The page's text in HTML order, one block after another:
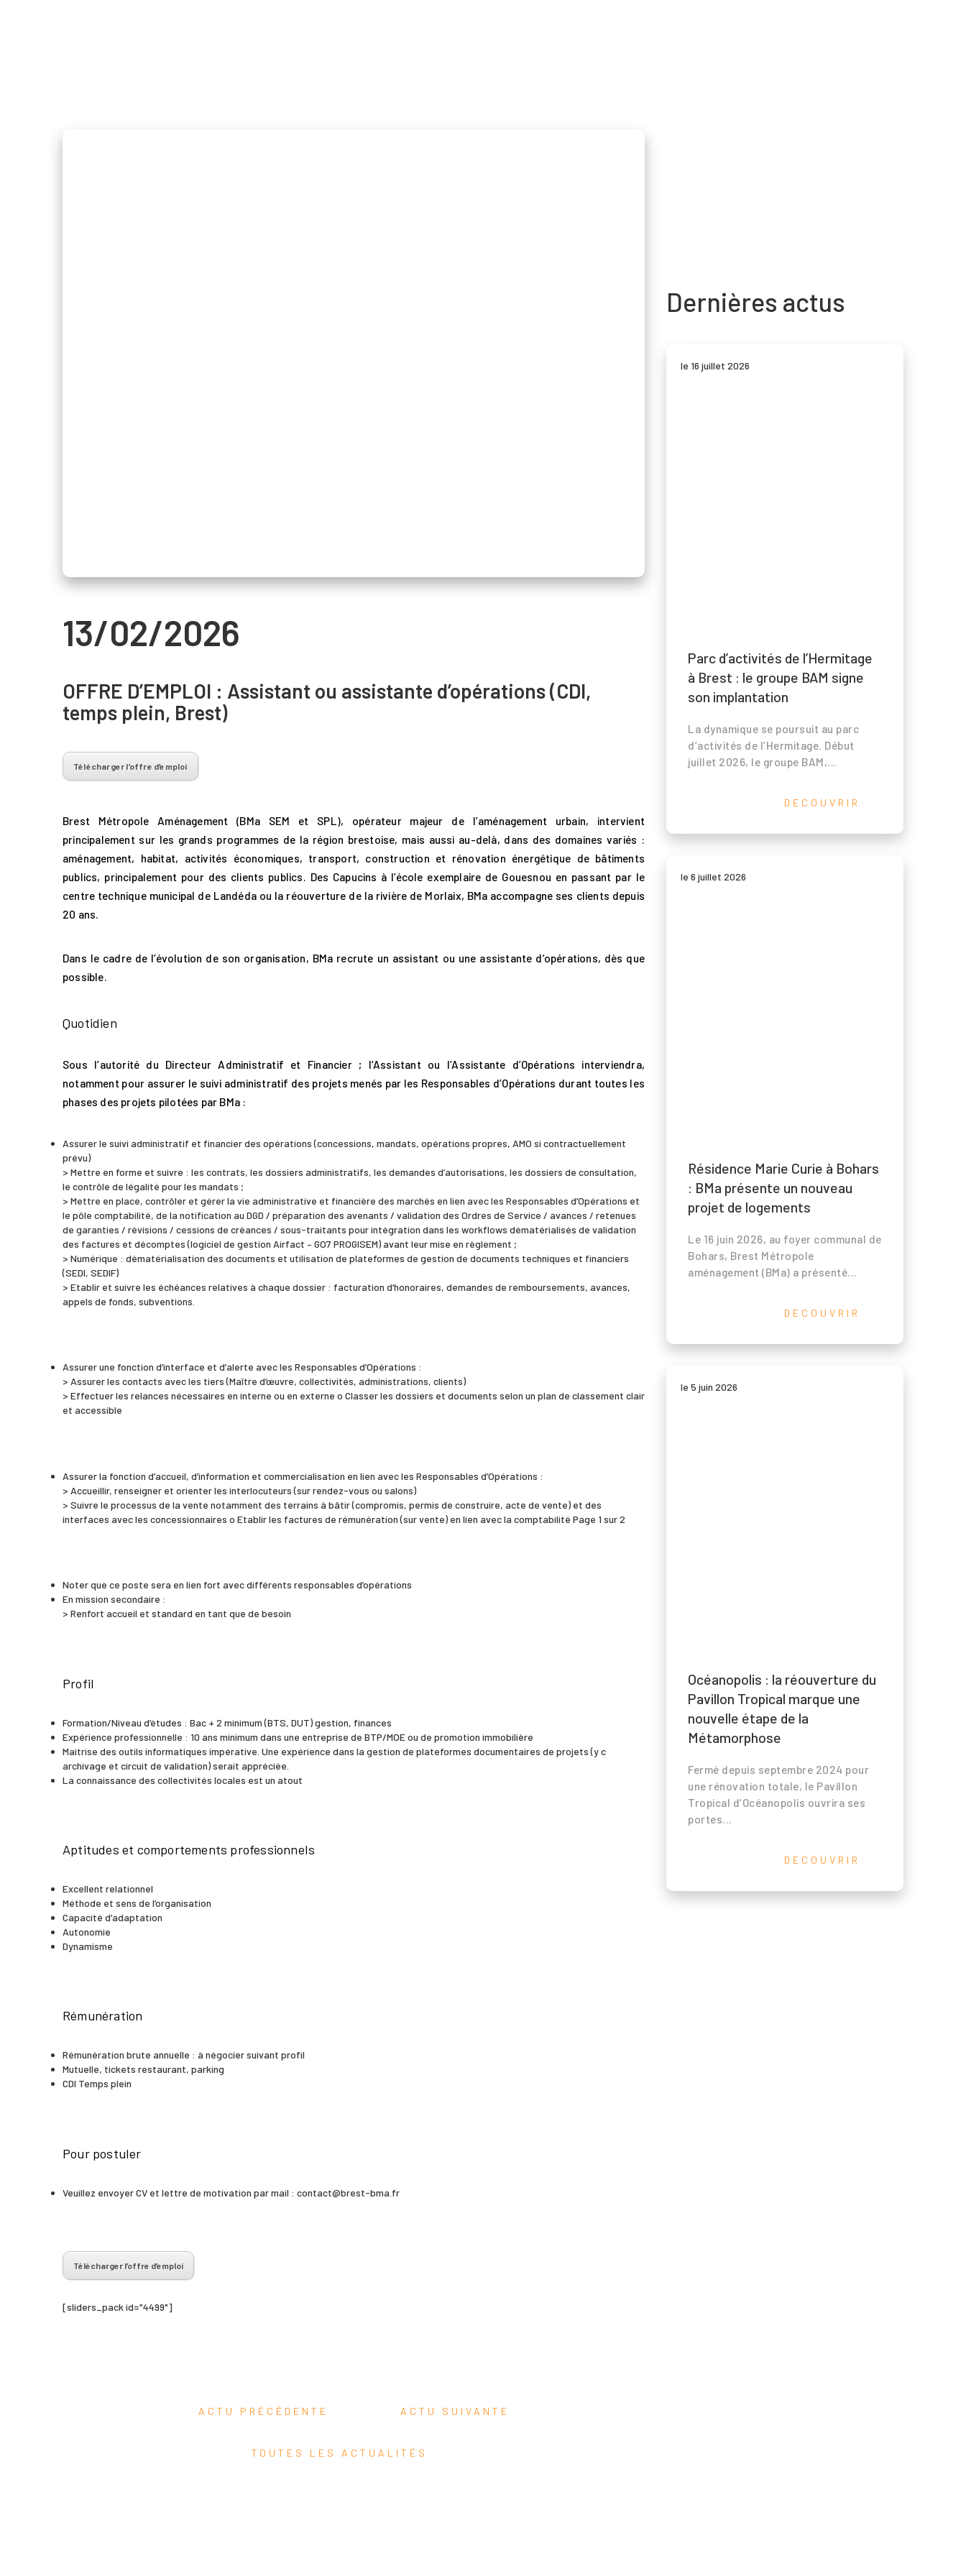
Accueil
BMa
Les 7 dimensions
Les projets
Commercialisation
Marchés
médias
Contact
Newsletter
13/02/2026
OFFRE D’EMPLOI : Assistant ou assistante d’opérations (CDI,
temps plein, Brest)
Télécharger l’offre d’emploi
Brest Métropole Aménagement (BMa SEM et SPL), opérateur majeur de l’aménagement urbain, intervient
principalement sur les grands programmes de la région brestoise, mais aussi au-delà, dans des domaines variés :
aménagement, habitat, activités économiques, transport, construction et rénovation énergétique de bâtiments
publics, principalement pour des clients publics. Des Capucins à l’école exemplaire de Gouesnou en passant par le
centre technique municipal de Landéda ou la réouverture de la rivière de Morlaix, BMa accompagne ses clients depuis
20 ans.
Dans le cadre de l’évolution de son organisation, BMa recrute un assistant ou une assistante d’opérations, dès que
possible.
Quotidien
Sous l’autorité du Directeur Administratif et Financier ; l’Assistant ou l’Assistante d’Opérations interviendra,
notamment pour assurer le suivi administratif des projets menés par les Responsables d’Opérations durant toutes les
phases des projets pilotées par BMa :
Assurer le suivi administratif et financier des opérations (concessions, mandats, opérations propres, AMO si contractuellement
prévu)
> Mettre en forme et suivre : les contrats, les dossiers administratifs, les demandes d’autorisations, les dossiers de consultation,
le contrôle de légalité pour les mandats ;
> Mettre en place, contrôler et gérer la vie administrative et financière des marchés en lien avec les Responsables d’Opérations et
le pôle comptabilité, de la notification au DGD / préparation des avenants / validation des Ordres de Service / avances / retenues
de garanties / révisions / cessions de créances / sous-traitants pour intégration dans les workflows dématérialisés de validation
des factures et décomptes (logiciel de gestion Airfact – GO7 PROGISEM) avant leur mise en règlement ;
> Numérique : dématérialisation des documents et utilisation de plateformes de gestion de documents techniques et financiers
(SEDI, SEDIF)
> Etablir et suivre les échéances relatives à chaque dossier : facturation d’honoraires, demandes de remboursements, avances,
appels de fonds, subventions.
Assurer une fonction d’interface et d’alerte avec les Responsables d’Opérations :
> Assurer les contacts avec les tiers (Maître d’œuvre, collectivités, administrations, clients)
> Effectuer les relances nécessaires en interne ou en externe o Classer les dossiers et documents selon un plan de classement clair
et accessible
Assurer la fonction d’accueil, d’information et commercialisation en lien avec les Responsables d’Opérations :
> Accueillir, renseigner et orienter les interlocuteurs (sur rendez-vous ou salons)
> Suivre le processus de la vente notamment des terrains à bâtir (compromis, permis de construire, acte de vente) et des
interfaces avec les concessionnaires o Etablir les factures de rémunération (sur vente) en lien avec la comptabilité Page 1 sur 2
Noter que ce poste sera en lien fort avec différents responsables d’opérations
En mission secondaire :
> Renfort accueil et standard en tant que de besoin
Profil
Formation/Niveau d’études : Bac + 2 minimum (BTS, DUT) gestion, finances
Expérience professionnelle : 10 ans minimum dans une entreprise de BTP/MOE ou de promotion immobilière
Maitrise des outils informatiques impérative. Une expérience dans la gestion de plateformes documentaires de projets (y c
archivage et circuit de validation) serait appréciée.
La connaissance des collectivités locales est un atout
Aptitudes et comportements professionnels
Excellent relationnel
Méthode et sens de l’organisation
Capacité d’adaptation
Autonomie
Dynamisme
Rémunération
Rémunération brute annuelle : à négocier suivant profil
Mutuelle, tickets restaurant, parking
CDI Temps plein
Pour postuler
Veuillez envoyer CV et lettre de motivation par mail : contact@brest-bma.fr
Télécharger l’offre d’emploi
[sliders_pack id="4499"]
ACTU PRÉCÉDENTE ACTU SUIVANTE
TOUTES LES ACTUALITÉS
Dernières actus
le 16 juillet 2026
Parc d’activités de l’Hermitage
à Brest : le groupe BAM signe
son implantation
La dynamique se poursuit au parc
d’activités de l’Hermitage. Début
juillet 2026, le groupe BAM,...
DECOUVRIR
le 6 juillet 2026
Résidence Marie Curie à Bohars
: BMa présente un nouveau
projet de logements
Le 16 juin 2026, au foyer communal de
Bohars, Brest Métropole
aménagement (BMa) a présenté...
DECOUVRIR
le 5 juin 2026
Océanopolis : la réouverture du
Pavillon Tropical marque une
nouvelle étape de la
Métamorphose
Fermé depuis septembre 2024 pour
une rénovation totale, le Pavillon
Tropical d’Océanopolis ouvrira ses
portes...
DECOUVRIR